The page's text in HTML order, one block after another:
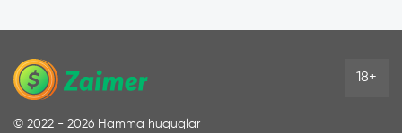
© 2022 - 2026 Hamma huquqlar
18+